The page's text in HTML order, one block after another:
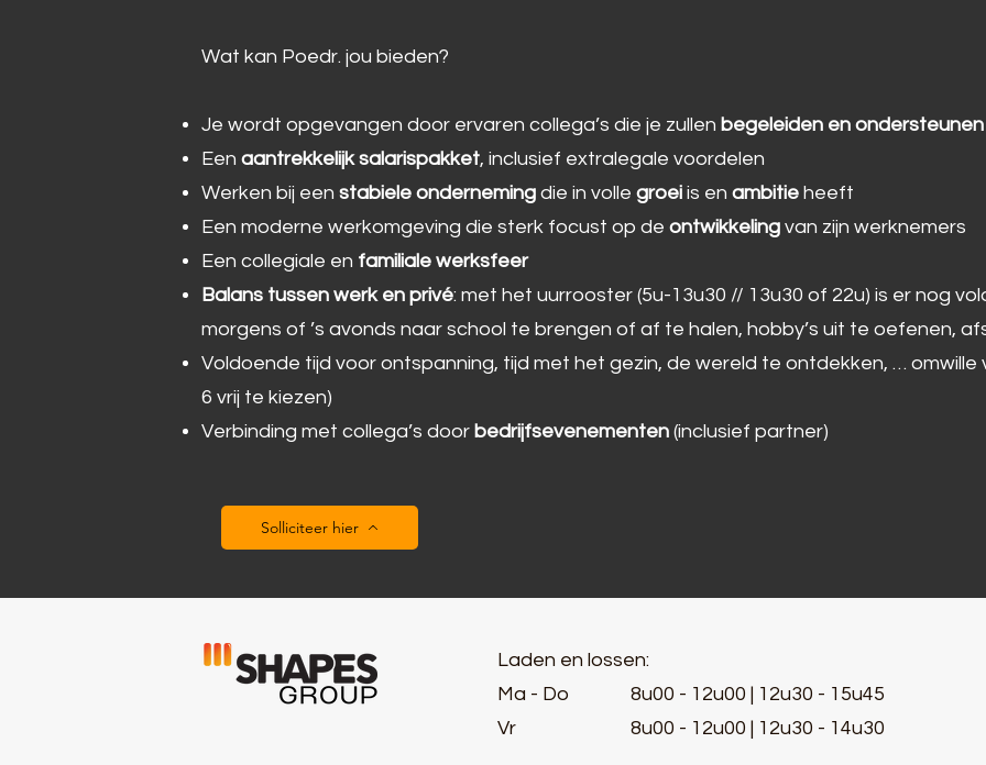
Wat kan Poedr. jou bieden?
Je wordt opgevangen door ervaren collega’s die je zullen begeleiden en ondersteunen
Een aantrekkelijk salarispakket, inclusief extralegale voordelen
Werken bij een stabiele onderneming die in volle groei is en ambitie heeft
Een moderne werkomgeving die sterk focust op de ontwikkeling van zijn werknemers
Een collegiale en familiale werksfeer
Balans tussen werk en privé: met het uurrooster (5u-13u30 // 13u30 of 22u) is er nog
morgens of ’s avonds naar school te brengen of af te halen, hobby’s uit te oefenen,
Voldoende tijd voor ontspanning, tijd met het gezin, de wereld te ontdekken, … omwille
6 vrij te kiezen)
Verbinding met collega’s door bedrijfsevenementen (inclusief partner)
Solliciteer hier
Laden en lossen:
Ma - Do 8u00 - 12u00 | 12u30 - 15u45
Vr 8u00 - 12u00 | 12u30 - 14u30